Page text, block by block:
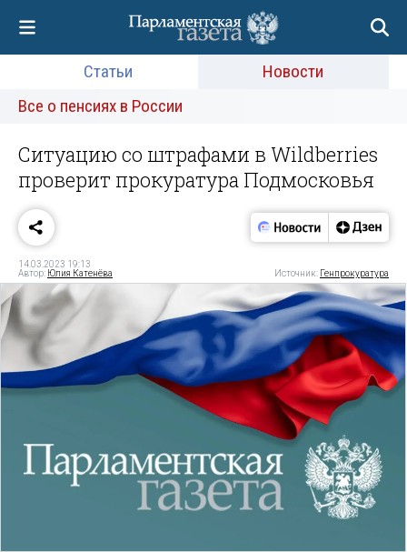
Статьи
Новости
Все о пенсиях в России
Ситуацию со штрафами в Wildberries
проверит прокуратура Подмосковья
14.03.2023 19:13
Автор: Юлия Катенёва Источник: Генпрокуратура